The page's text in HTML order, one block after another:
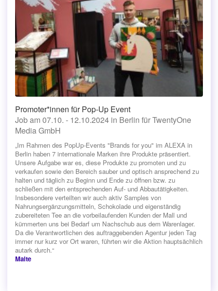
Promoter*innen für Pop-Up Event
Job am 07.10. - 12.10.2024 in Berlin für TwentyOne
Media GmbH
„Im Rahmen des PopUp-Events "Brands for you" im ALEXA in
Berlin haben 7 internationale Marken ihre Produkte präsentiert.
Unsere Aufgabe war es, diese Produkte zu promoten und zu
verkaufen sowie den Bereich sauber und optisch ansprechend zu
halten und täglich zu Beginn und Ende zu öffnen bzw. zu
schließen mit den entsprechenden Auf- und Abbautätigkeiten.
Insbesondere verteilten wir auch aktiv Samples von
Nahrungsergänzungsmitteln, Schokolade und eigenständig
zubereiteten Tee an die vorbeilaufenden Kunden der Mall und
kümmerten uns bei Bedarf um Nachschub aus dem Warenlager.
Da die Verantwortlichen des auftraggebenden Agentur jeden Tag
immer nur kurz vor Ort waren, führten wir die Aktion hauptsächlich
autark durch.“
Malte